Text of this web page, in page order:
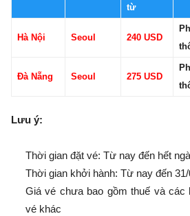
từ
Hà Nội Seoul 240 USD
Đà Nẵng Seoul 275 USD
Lưu ý:
Thời gian đặt vé: Từ nay đến hết
Thời gian khởi hành: Từ nay đến
Giá vé chưa bao gồm thuế và các
vé khác